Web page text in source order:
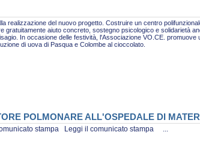
realizzazione del nuovo progetto. Costruire un centro
gratuitamente aiuto concreto, sostegno psicologico e solidarietà
In occasione delle festività, l'Associazione VO.CE. promuove
di uova di Pasqua e Colombe al cioccolato.
POLMONARE ALL'OSPEDALE DI
stampa Leggi il comunicato stampa ...